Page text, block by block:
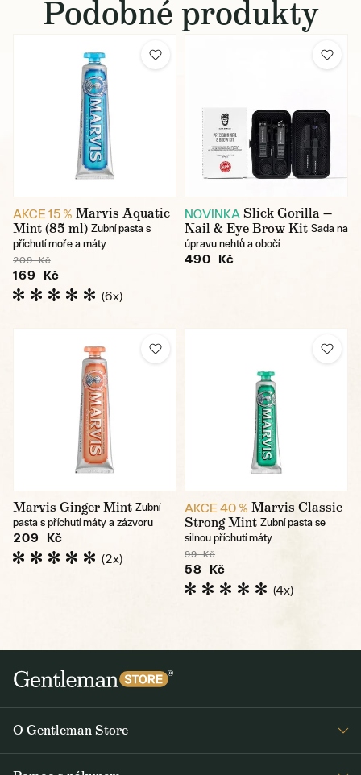
Podobné produkty
AKCE 15 % Marvis Aquatic
Mint (85 ml) Zubní pasta s
příchutí moře a máty
209 Kč
169 Kč
(6x)
NOVINKA Slick Gorilla —
Nail & Eye Brow Kit Sada na
úpravu nehtů a obočí
490 Kč
Marvis Ginger Mint Zubní
pasta s příchutí máty a zázvoru
209 Kč
(2x)
AKCE 40 % Marvis Classic
Strong Mint Zubní pasta se
silnou příchutí máty
99 Kč
58 Kč
(4x)
O Gentleman Store